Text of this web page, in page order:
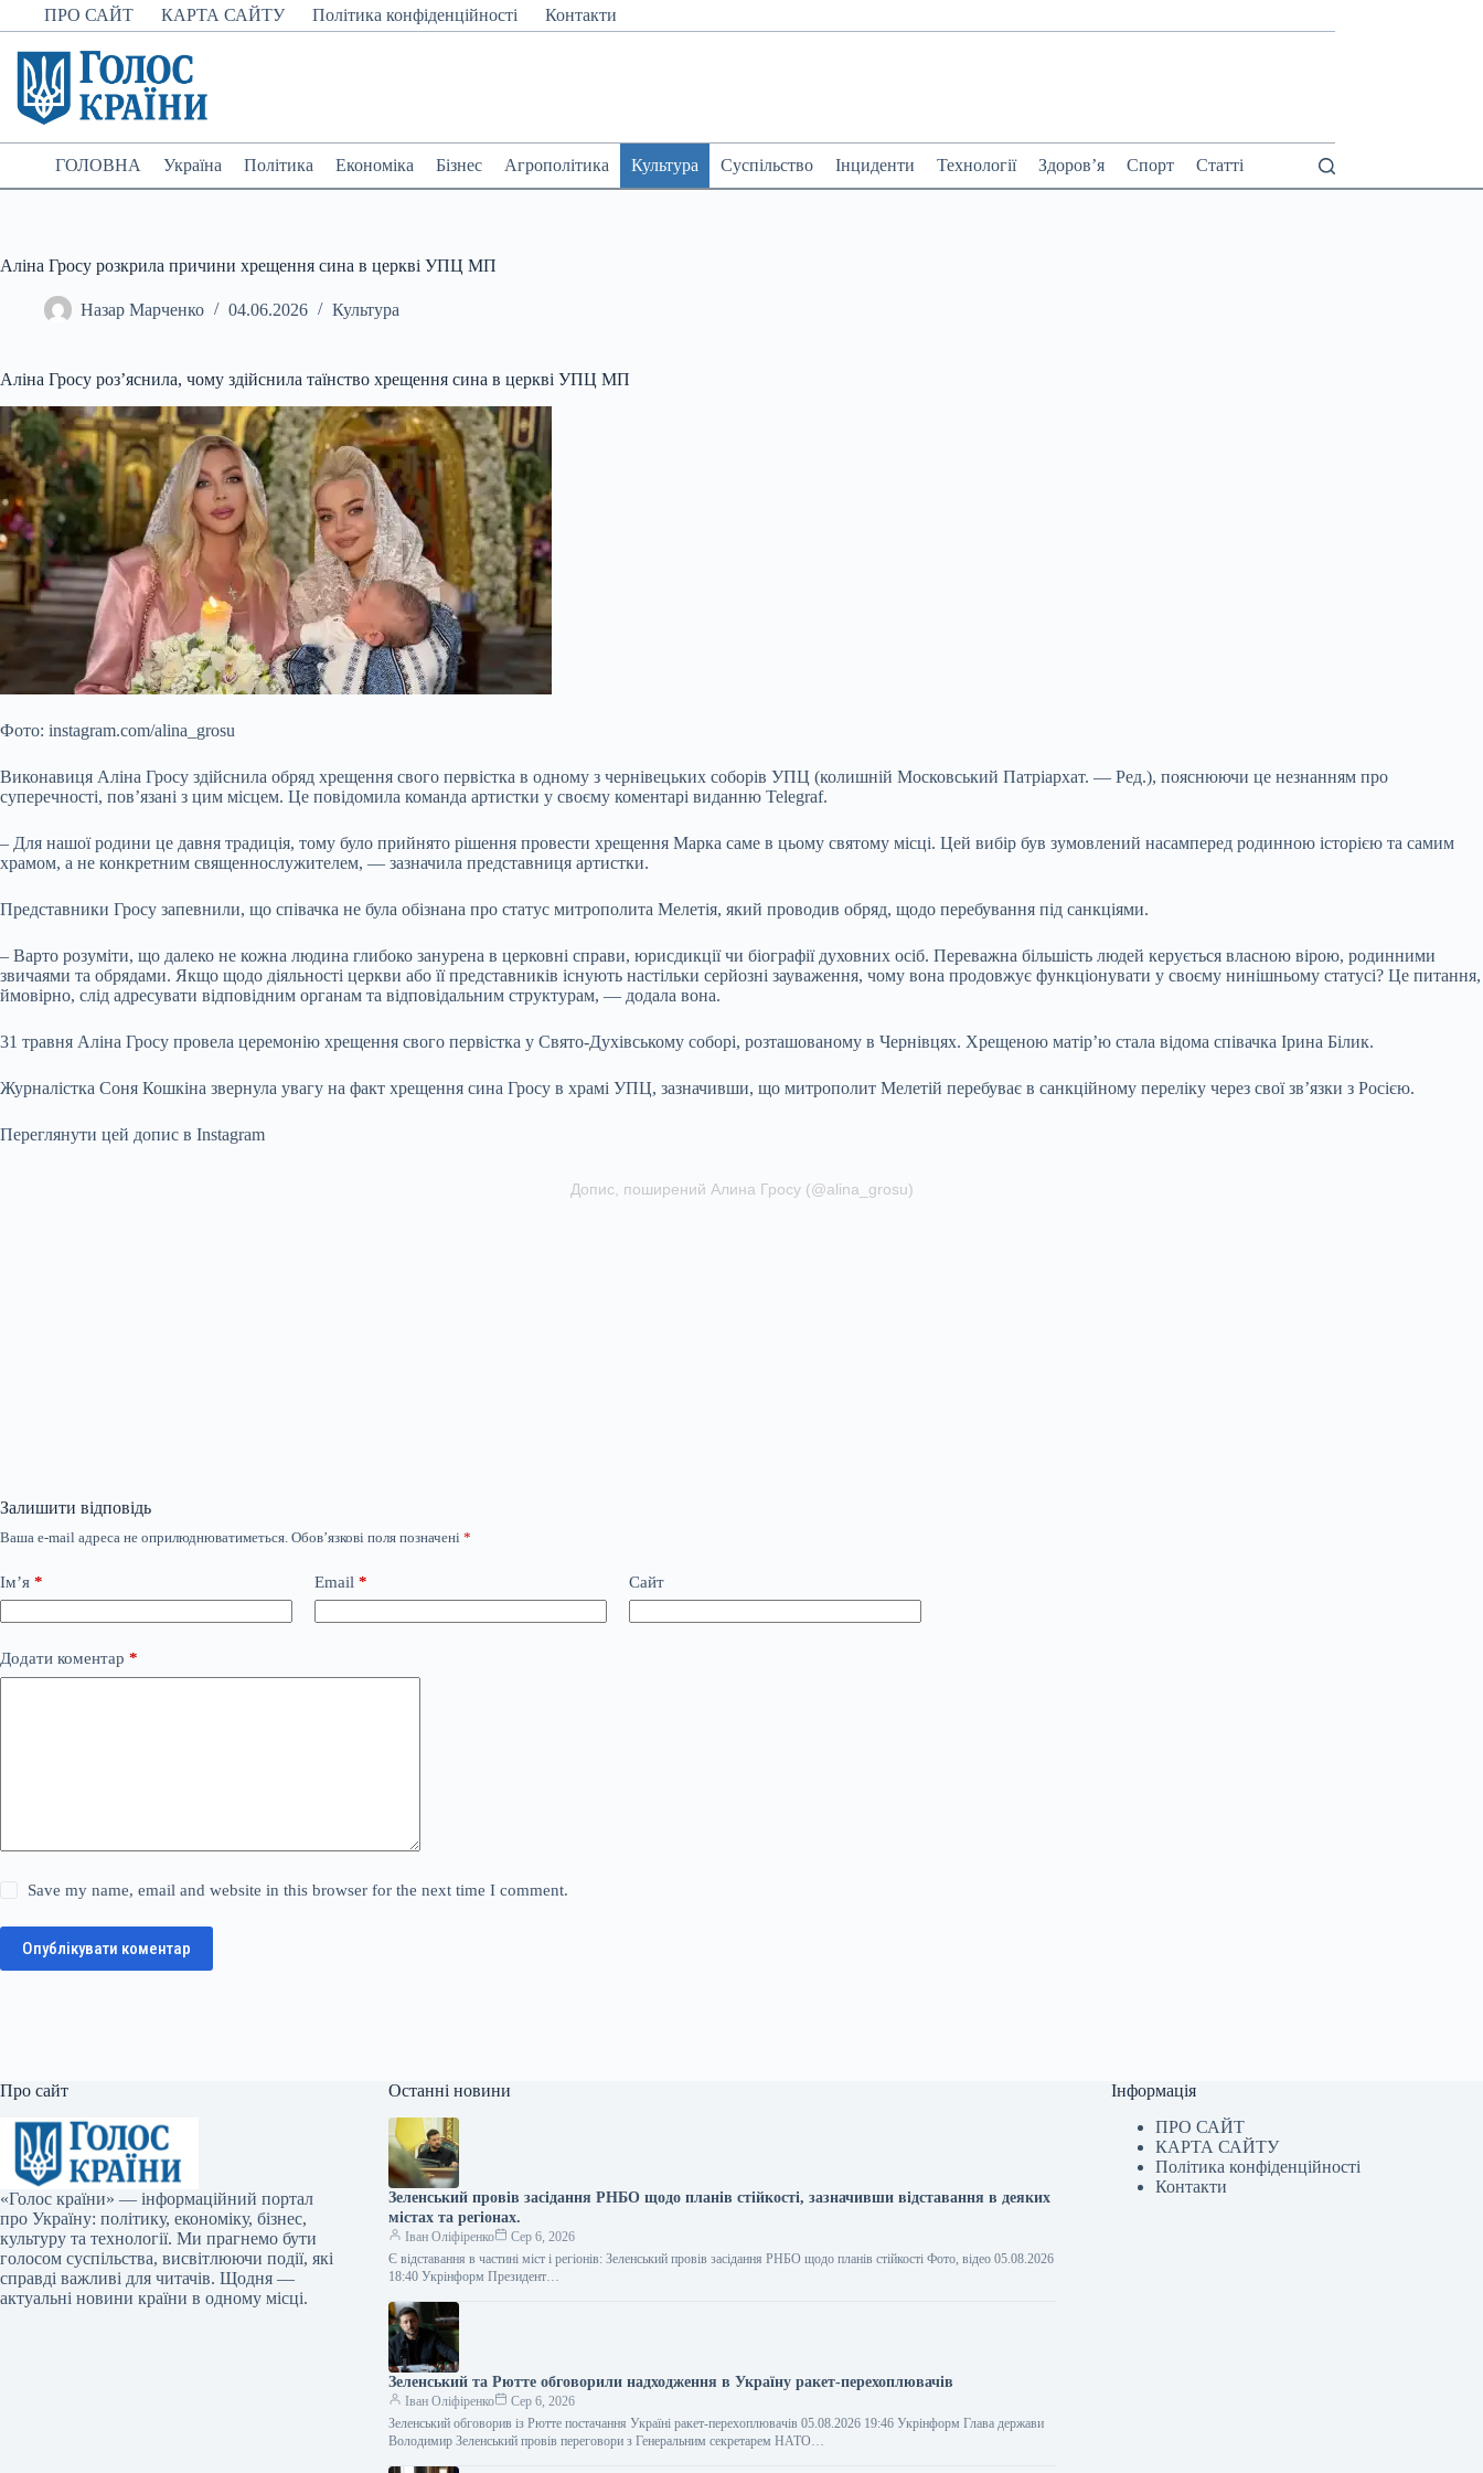
Перейти
до
вмісту
ПРО САЙТ КАРТА САЙТУ Політика конфіденційності Контакти
ГОЛОВНА Україна Політика Економіка Бізнес Агрополітика Культура Суспільство Інциденти Технології Здоров’я Спорт Статті
Аліна Гросу розкрила причини хрещення сина в церкві УПЦ МП
Назар Марченко 04.06.2026 Культура
Аліна Гросу роз’яснила, чому здійснила таїнство хрещення сина в церкві УПЦ МП
Фото: instagram.com/alina_grosu
Виконавиця Аліна Гросу здійснила обряд хрещення свого первістка в одному з чернівецьких соборів УПЦ (колишній Московський Патріархат. — Ред.), пояснюючи це незнанням про
суперечності, пов’язані з цим місцем. Це повідомила команда артистки у своєму коментарі виданню Telegraf.
– Для нашої родини це давня традиція, тому було прийнято рішення провести хрещення Марка саме в цьому святому місці. Цей вибір був зумовлений насамперед родинною історією та самим
храмом, а не конкретним священнослужителем, — зазначила представниця артистки.
Представники Гросу запевнили, що співачка не була обізнана про статус митрополита Мелетія, який проводив обряд, щодо перебування під санкціями.
– Варто розуміти, що далеко не кожна людина глибоко занурена в церковні справи, юрисдикції чи біографії духовних осіб. Переважна більшість людей керується власною вірою, родинними
звичаями та обрядами. Якщо щодо діяльності церкви або її представників існують настільки серйозні зауваження, чому вона продовжує функціонувати у своєму нинішньому статусі? Це питання,
ймовірно, слід адресувати відповідним органам та відповідальним структурам, — додала вона.
31 травня Аліна Гросу провела церемонію хрещення свого первістка у Свято-Духівському соборі, розташованому в Чернівцях. Хрещеною матір’ю стала відома співачка Ірина Білик.
Журналістка Соня Кошкіна звернула увагу на факт хрещення сина Гросу в храмі УПЦ, зазначивши, що митрополит Мелетій перебуває в санкційному переліку через свої зв’язки з Росією.
Переглянути цей допис в Instagram
Допис, поширений Алина Гросу (@alina_grosu)
Залишити відповідь
Ваша e-mail адреса не оприлюднюватиметься. Обов’язкові поля позначені *
Ім’я * Email * Сайт
Додати коментар *
Save my name, email and website in this browser for the next time I comment.
Опублікувати коментар
Про сайт
«Голос країни» — інформаційний портал
про Україну: політику, економіку, бізнес,
культуру та технології. Ми прагнемо бути
голосом суспільства, висвітлюючи події, які
справді важливі для читачів. Щодня —
актуальні новини країни в одному місці.
Останні новини
Зеленський провів засідання РНБО щодо планів стійкості, зазначивши відставання в деяких
містах та регіонах.
Іван Оліфіренко
Сер 6, 2026
Є відставання в частині міст і регіонів: Зеленський провів засідання РНБО щодо планів стійкості Фото, відео 05.08.2026
18:40 Укрінформ Президент…
Зеленський та Рютте обговорили надходження в Україну ракет-перехоплювачів
Іван Оліфіренко
Сер 6, 2026
Зеленський обговорив із Рютте постачання Україні ракет-перехоплювачів 05.08.2026 19:46 Укрінформ Глава держави
Володимир Зеленський провів переговори з Генеральним секретарем НАТО…
Інформація
ПРО САЙТ
КАРТА САЙТУ
Політика конфіденційності
Контакти